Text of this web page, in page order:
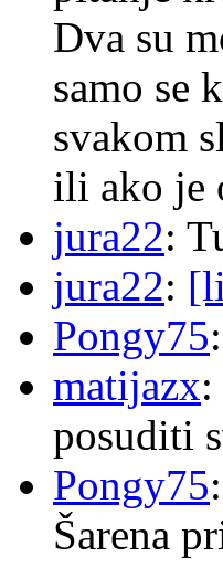
Dva su
samo se
svakom
ili ako je
jura22:
jura22:
Pongy75
matijazx
posuditi
Pongy75
Šarena